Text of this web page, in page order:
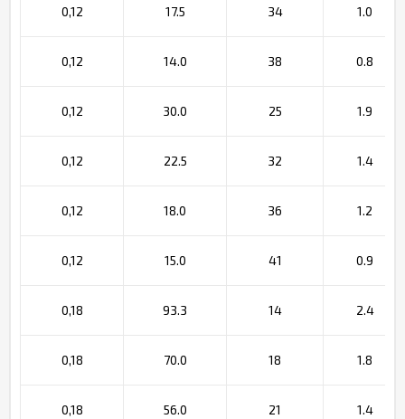
0,12 17.5 34 1.0
0,12 14.0 38 0.8
0,12 30.0 25 1.9
0,12 22.5 32 1.4
0,12 18.0 36 1.2
0,12 15.0 41 0.9
0,18 93.3 14 2.4
0,18 70.0 18 1.8
0,18 56.0 21 1.4